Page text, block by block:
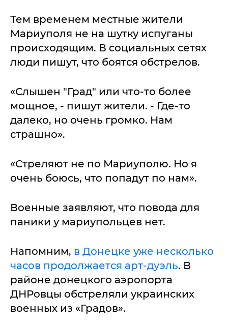
Тем временем местные жители
Мариуполя не на шутку испуганы
происходящим. В социальных сетях
люди пишут, что боятся обстрелов.
«Слышен "Град" или что-то более
мощное, - пишут жители. - Где-то
далеко, но очень громко. Нам
страшно».
«Стреляют не по Мариуполю. Но я
очень боюсь, что попадут по нам».
Военные заявляют, что повода для
паники у мариупольцев нет.
Напомним, в Донецке уже несколько
часов продолжается арт-дуэль. В
районе донецкого аэропорта
ДНРовцы обстреляли украинских
военных из «Градов».